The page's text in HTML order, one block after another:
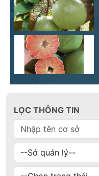
LỌC THÔNG TIN